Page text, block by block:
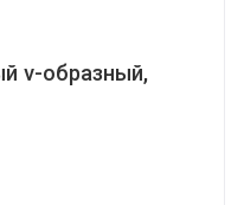
v-образный,